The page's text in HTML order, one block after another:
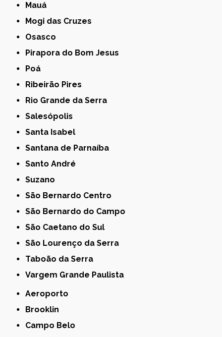
Mauá
Mogi das Cruzes
Osasco
Pirapora do Bom Jesus
Poá
Ribeirão Pires
Rio Grande da Serra
Salesópolis
Santa Isabel
Santana de Parnaíba
Santo André
Suzano
São Bernardo Centro
São Bernardo do Campo
São Caetano do Sul
São Lourenço da Serra
Taboão da Serra
Vargem Grande Paulista
Aeroporto
Brooklin
Campo Belo